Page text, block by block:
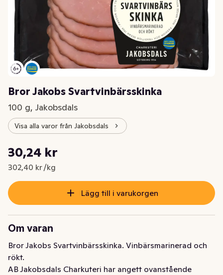
Bror Jakobs Svartvinbärsskinka
100 g, Jakobsdals
Visa alla varor från Jakobsdals
Nuvarande pris är: 30,24 kr
30,24 kr
302,40 kr /kg
Styckpris: 302,40 kr /kg
Lägg till i varukorgen
Om varan
Bror Jakobs Svartvinbärsskinka. Vinbärsmarinerad och
rökt.
AB Jakobsdals Charkuteri har angett ovanstående